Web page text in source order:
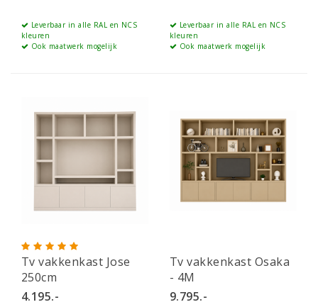
Leverbaar in alle RAL en NCS
kleuren
Ook maatwerk mogelijk
Leverbaar in alle RAL en NCS
kleuren
Ook maatwerk mogelijk
Tv vakkenkast Jose
250cm
4.195.-
Tv vakkenkast Osaka
- 4M
9.795.-